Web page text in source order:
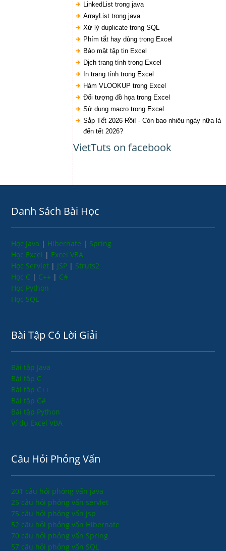
LinkedList trong java
ArrayList trong java
Xử lý duplicate trong SQL
Phím tắt hay dùng trong Excel
Bảo mật tập tin Excel
Dịch trang tính trong Excel
In trang tính trong Excel
Hàm VLOOKUP trong Excel
Đối tượng đồ họa trong Excel
Sử dụng macro trong Excel
Sắp Tết 2026 Rồi! - Còn bao nhiêu ngày nữa là
đến tết 2026?
VietTuts on facebook
Danh Sách Bài Học
Học Java | Hibernate | Spring
Học Excel | Excel VBA
Học Servlet | JSP | Struts2
Học C | C++ | C#
Học Python
Học SQL
Bài Tập Có Lời Giải
Bài tập Java
Bài tập C
Bài tập C++
Bài tập C#
Bài tập Python
Ví dụ Excel VBA
Câu Hỏi Phỏng Vấn
201 câu hỏi phỏng vấn java
25 câu hỏi phỏng vấn servlet
75 câu hỏi phỏng vấn jsp
52 câu hỏi phỏng vấn Hibernate
70 câu hỏi phỏng vấn Spring
57 câu hỏi phỏng vấn SQL